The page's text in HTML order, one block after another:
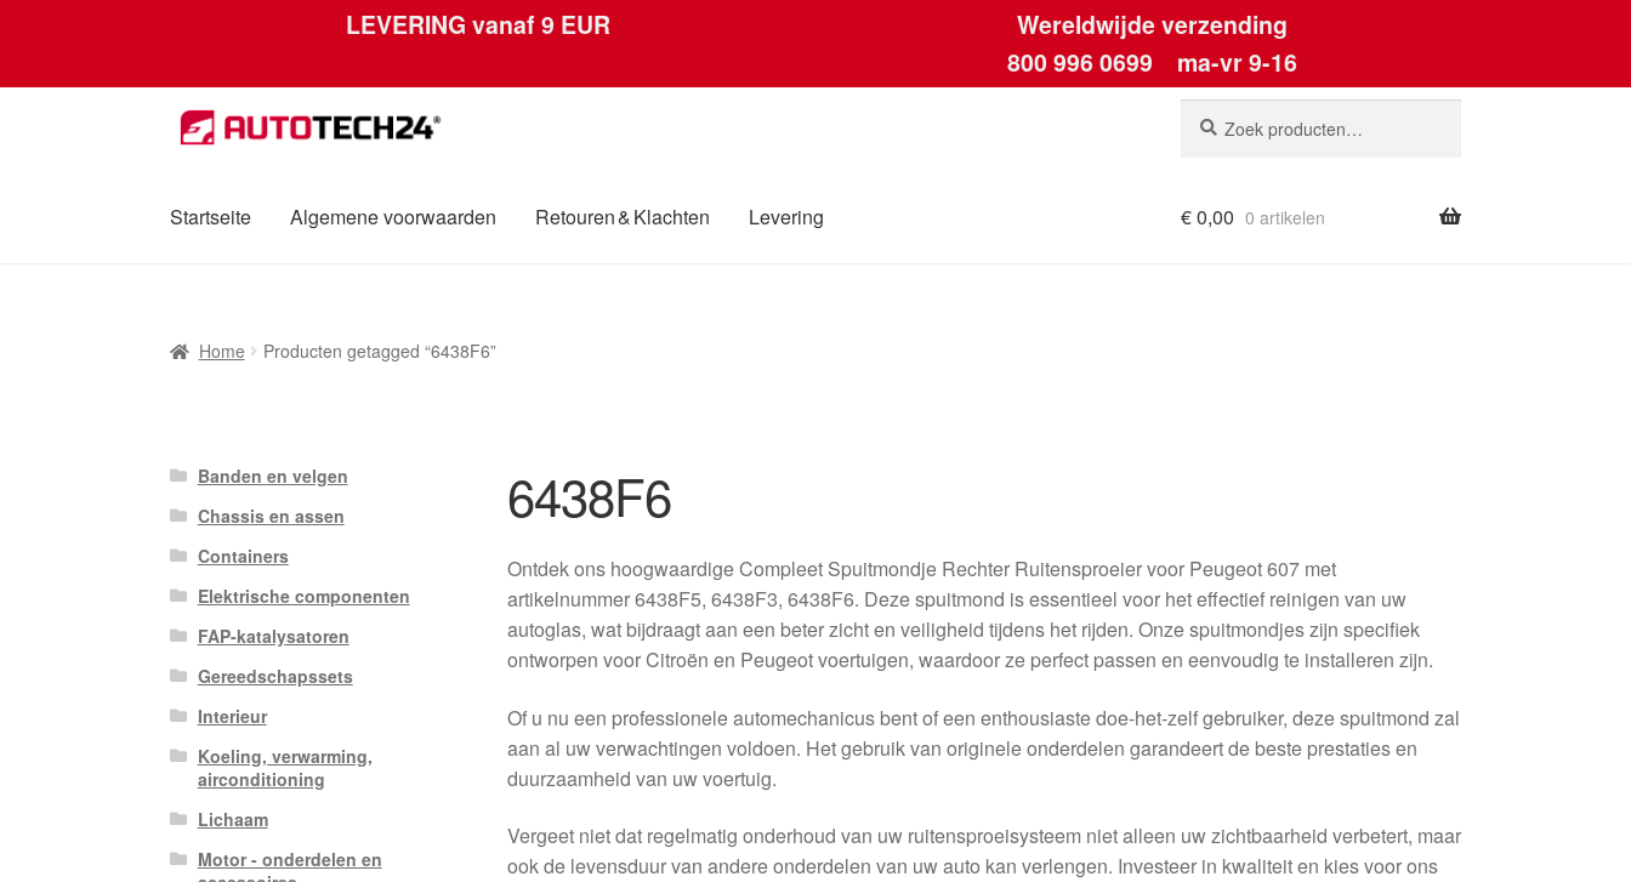
LEVERING vanaf 9 EUR
Wereldwijde verzending
800 996 0699 ma-vr 9-16
Ga
door
navigatie
Ga
naar
inhoud
naar:
Startseite Algemene voorwaarden Retouren & Klachten Levering
Over ons PrivacybeleidWereldwijde verzending
€0,00 0 artikelen
Home Producten getagged “6438F6”
6438F6
Ontdek ons hoogwaardige Compleet Spuitmondje Rechter Ruitensproeier voor Peugeot 607 met
artikelnummer 6438F5, 6438F3, 6438F6. Deze spuitmond is essentieel voor het effectief reinigen van uw
autoglas, wat bijdraagt aan een beter zicht en veiligheid tijdens het rijden. Onze spuitmondjes zijn specifiek
ontworpen voor Citroën en Peugeot voertuigen, waardoor ze perfect passen en eenvoudig te installeren zijn.
Of u nu een professionele automechanicus bent of een enthousiaste doe-het-zelf gebruiker, deze spuitmond zal
aan al uw verwachtingen voldoen. Het gebruik van originele onderdelen garandeert de beste prestaties en
duurzaamheid van uw voertuig.
Vergeet niet dat regelmatig onderhoud van uw ruitensproeisysteem niet alleen uw zichtbaarheid verbetert, maar
ook de levensduur van andere onderdelen van uw auto kan verlengen. Investeer in kwaliteit en kies voor ons
Banden en velgen
Chassis en assen
Containers
Elektrische componenten
FAP-katalysatoren
Gereedschapssets
Interieur
Koeling, verwarming,
airconditioning
Lichaam
Motor - onderdelen en